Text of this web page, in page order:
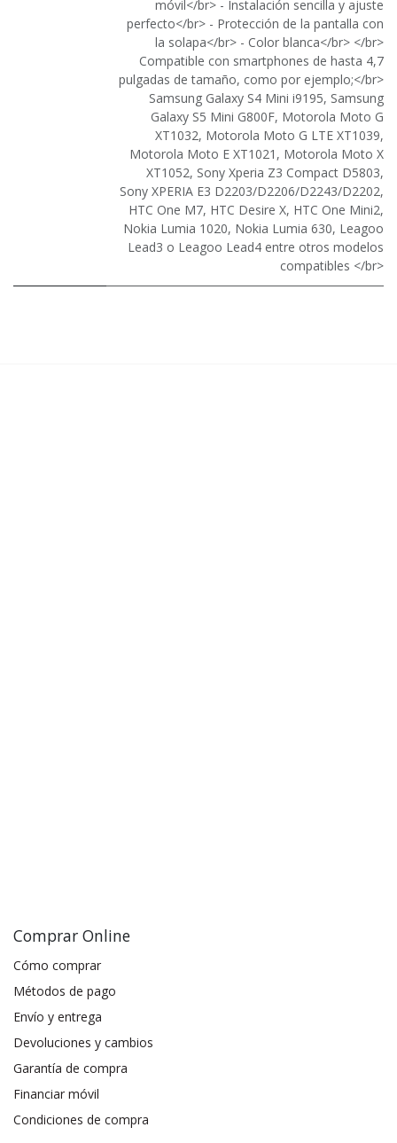
móvil</br> - Instalación sencilla y ajuste
perfecto</br> - Protección de la pantalla con
la solapa</br> - Color blanca</br> </br>
Compatible con smartphones de hasta 4,7
pulgadas de tamaño, como por ejemplo;</br>
Samsung Galaxy S4 Mini i9195, Samsung
Galaxy S5 Mini G800F, Motorola Moto G
XT1032, Motorola Moto G LTE XT1039,
Motorola Moto E XT1021, Motorola Moto X
XT1052, Sony Xperia Z3 Compact D5803,
Sony XPERIA E3 D2203/D2206/D2243/D2202,
HTC One M7, HTC Desire X, HTC One Mini2,
Nokia Lumia 1020, Nokia Lumia 630, Leagoo
Lead3 o Leagoo Lead4 entre otros modelos
compatibles </br>
Comprar Online
Cómo comprar
Métodos de pago
Envío y entrega
Devoluciones y cambios
Garantía de compra
Financiar móvil
Condiciones de compra